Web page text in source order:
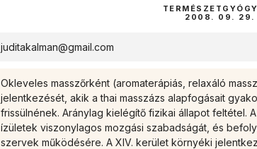
2008. 09. 29.
juditakalman@gmail.com
Okleveles masszőrként (aromaterápiás, relaxáló
jelentkezését, akik a thai masszázs alapfogásait
frissülnének. Aránylag kielégítő fizikai állapot feltétel.
ízületek viszonylagos mozgási szabadságát, és
szervek működésére. A XIV. kerület környéki